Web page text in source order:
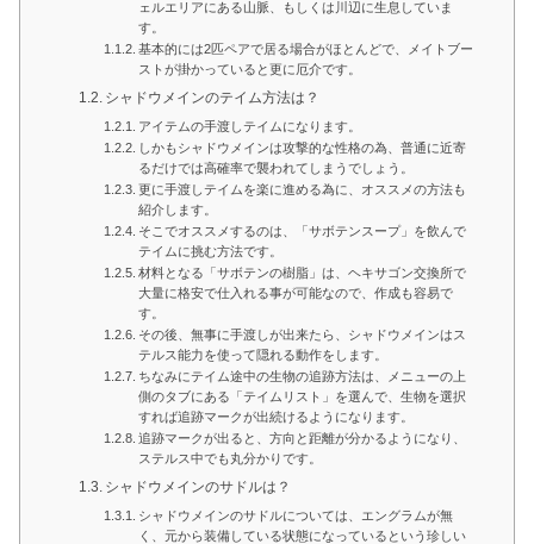
ェルエリアにある山脈、もしくは川辺に生息していま
す。
基本的には2匹ペアで居る場合がほとんどで、メイトブー
ストが掛かっていると更に厄介です。
シャドウメインのテイム方法は？
アイテムの手渡しテイムになります。
しかもシャドウメインは攻撃的な性格の為、普通に近寄
るだけでは高確率で襲われてしまうでしょう。
更に手渡しテイムを楽に進める為に、オススメの方法も
紹介します。
そこでオススメするのは、「サボテンスープ」を飲んで
テイムに挑む方法です。
材料となる「サボテンの樹脂」は、ヘキサゴン交換所で
大量に格安で仕入れる事が可能なので、作成も容易で
す。
その後、無事に手渡しが出来たら、シャドウメインはス
テルス能力を使って隠れる動作をします。
ちなみにテイム途中の生物の追跡方法は、メニューの上
側のタブにある「テイムリスト」を選んで、生物を選択
すれば追跡マークが出続けるようになります。
追跡マークが出ると、方向と距離が分かるようになり、
ステルス中でも丸分かりです。
シャドウメインのサドルは？
シャドウメインのサドルについては、エングラムが無
く、元から装備している状態になっているという珍しい